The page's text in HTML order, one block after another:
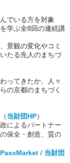
でいる方を対象
学ぶ全8回の連続講
景観の変化やコミ
たる先人のまちづ
ってきたか、人々
の京都のまちづく
（当財団HP）
によるパートナー
保全・創造、質の
PassMarket / 当財団